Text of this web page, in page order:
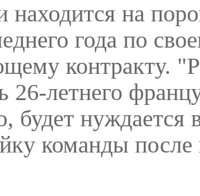
находится на
года по
контракту.
26-летнего
будет нуждается
команды после